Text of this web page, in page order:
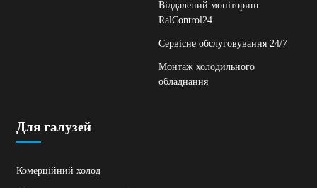
Віддалений моніторинг
RalControl24
Сервісне обслуговування 24/7
Монтаж холодильного
обладнання
Для галузей
Комерційний холод